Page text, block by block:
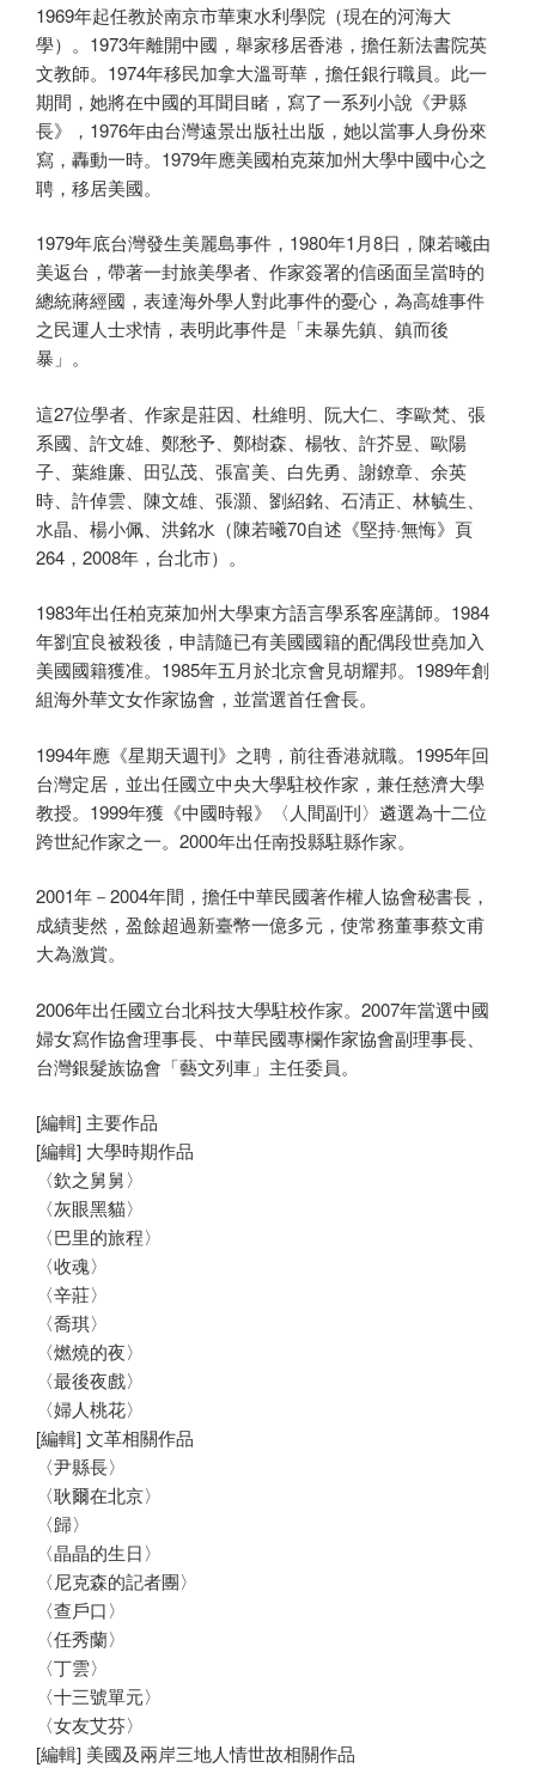
1969年起任教於南京市華東水利學院（現在的河海大
學）。1973年離開中國，舉家移居香港，擔任新法書院英
文教師。1974年移民加拿大溫哥華，擔任銀行職員。此一
期間，她將在中國的耳聞目睹，寫了一系列小說《尹縣
長》，1976年由台灣遠景出版社出版，她以當事人身份來
寫，轟動一時。1979年應美國柏克萊加州大學中國中心之
聘，移居美國。
1979年底台灣發生美麗島事件，1980年1月8日，陳若曦由
美返台，帶著一封旅美學者、作家簽署的信函面呈當時的
總統蔣經國，表達海外學人對此事件的憂心，為高雄事件
之民運人士求情，表明此事件是「未暴先鎮、鎮而後
暴」。
這27位學者、作家是莊因、杜維明、阮大仁、李歐梵、張
系國、許文雄、鄭愁予、鄭樹森、楊牧、許芥昱、歐陽
子、葉維廉、田弘茂、張富美、白先勇、謝鐐章、余英
時、許倬雲、陳文雄、張灝、劉紹銘、石清正、林毓生、
水晶、楊小佩、洪銘水（陳若曦70自述《堅持·無悔》頁
264，2008年，台北市）。
1983年出任柏克萊加州大學東方語言學系客座講師。1984
年劉宜良被殺後，申請隨已有美國國籍的配偶段世堯加入
美國國籍獲准。1985年五月於北京會見胡耀邦。1989年創
組海外華文女作家協會，並當選首任會長。
1994年應《星期天週刊》之聘，前往香港就職。1995年回
台灣定居，並出任國立中央大學駐校作家，兼任慈濟大學
教授。1999年獲《中國時報》〈人間副刊〉遴選為十二位
跨世紀作家之一。2000年出任南投縣駐縣作家。
2001年－2004年間，擔任中華民國著作權人協會秘書長，
成績斐然，盈餘超過新臺幣一億多元，使常務董事蔡文甫
大為激賞。
2006年出任國立台北科技大學駐校作家。2007年當選中國
婦女寫作協會理事長、中華民國專欄作家協會副理事長、
台灣銀髮族協會「藝文列車」主任委員。
[編輯] 主要作品
[編輯] 大學時期作品
〈欽之舅舅〉
〈灰眼黑貓〉
〈巴里的旅程〉
〈收魂〉
〈辛莊〉
〈喬琪〉
〈燃燒的夜〉
〈最後夜戲〉
〈婦人桃花〉
[編輯] 文革相關作品
〈尹縣長〉
〈耿爾在北京〉
〈歸〉
〈晶晶的生日〉
〈尼克森的記者團〉
〈查戶口〉
〈任秀蘭〉
〈丁雲〉
〈十三號單元〉
〈女友艾芬〉
[編輯] 美國及兩岸三地人情世故相關作品